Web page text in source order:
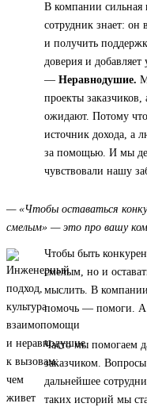
В компании
сотрудник знает: он
и получить
доверия и добавляет
— Неравнодушие.
проекты заказчиков,
ожидают. Потому
источник дохода, а
за помощью. И мы
чувствовали нашу
— «Чтобы оставаться
смелым» — это про вашу
Чтобы быть
смелым, но и
мыслить. В
помочь — помоги. А
Часто мы помогаем
заказчиком.
дальнейшее
таких историй мы